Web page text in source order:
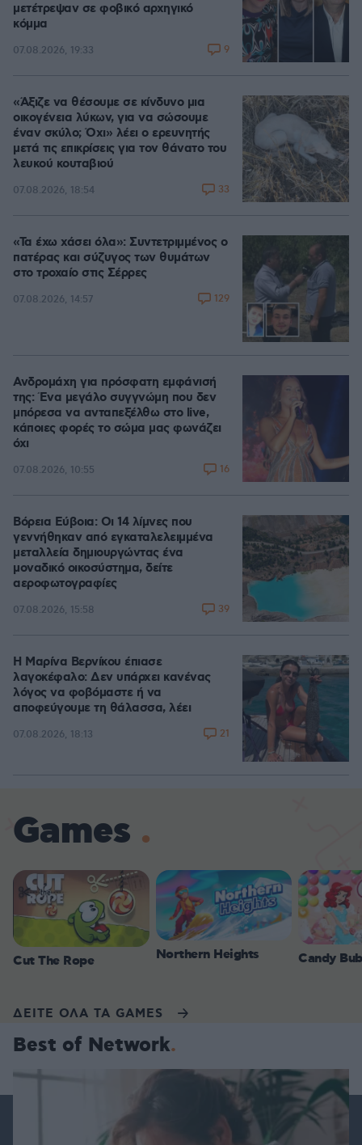
μετέτρεψαν σε φοβικό αρχηγικό
κόμμα
07.08.2026, 19:33 9
«Άξιζε να θέσουμε σε κίνδυνο μια
οικογένεια λύκων, για να σώσουμε
έναν σκύλο; Όχι» λέει ο ερευνητής
μετά τις επικρίσεις για τον θάνατο του
λευκού κουταβιού
07.08.2026, 18:54 33
«Τα έχω χάσει όλα»: Συντετριμμένος ο
πατέρας και σύζυγος των θυμάτων
στο τροχαίο στις Σέρρες
07.08.2026, 14:57 129
Ανδρομάχη για πρόσφατη εμφάνισή
της: Ένα μεγάλο συγγνώμη που δεν
μπόρεσα να ανταπεξέλθω στο live,
κάποιες φορές το σώμα μας φωνάζει
όχι
07.08.2026, 10:55 16
Βόρεια Εύβοια: Οι 14 λίμνες που
γεννήθηκαν από εγκαταλελειμμένα
μεταλλεία δημιουργώντας ένα
μοναδικό οικοσύστημα, δείτε
αεροφωτογραφίες
07.08.2026, 15:58 39
Η Μαρίνα Βερνίκου έπιασε
λαγοκέφαλο: Δεν υπάρχει κανένας
λόγος να φοβόμαστε ή να
αποφεύγουμε τη θάλασσα, λέει
07.08.2026, 18:13 21
Games
Cut The Rope Northern Heights Candy
ΔΕΙΤΕ ΟΛΑ ΤΑ GAMES
Best of Network